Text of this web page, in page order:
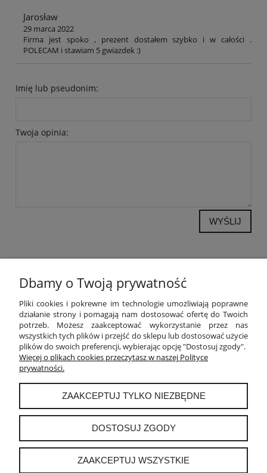
Jarosław
29 marca 2022
Firma jest spoko , prezent dostałem szybko i w całości .
POLECAM i stawiam 5 gwiazdek :)
Imię lub pseudonim:
Twoja opinia:
WYŚLIJ
POMOC
MOJE KONTO
PŁATNOŚCI I DOSTAWA
INFORMACJE
O NAS
instagram
Dbamy o Twoją prywatność
Pliki cookies i pokrewne im technologie umożliwiają poprawne
działanie strony i pomagają nam dostosować ofertę do Twoich
potrzeb. Możesz zaakceptować wykorzystanie przez nas
wszystkich tych plików i przejść do sklepu lub dostosować użycie
plików do swoich preferencji, wybierając opcję "Dostosuj zgody".
Więcej o plikach cookies przeczytasz w naszej Polityce
prywatności.
ZAAKCEPTUJ TYLKO NIEZBĘDNE
DOSTOSUJ ZGODY
ZAAKCEPTUJ WSZYSTKIE